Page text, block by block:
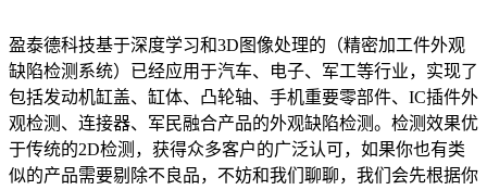
盈泰德科技基于深度学习和3D图像处理的（精密加工件外观
缺陷检测系统）已经应用于汽车、电子、军工等行业，实现了
包括发动机缸盖、缸体、凸轮轴、手机重要零部件、IC插件外
观检测、连接器、军民融合产品的外观缺陷检测。检测效果优
于传统的2D检测，获得众多客户的广泛认可，如果你也有类
似的产品需要剔除不良品，不妨和我们聊聊，我们会先根据你